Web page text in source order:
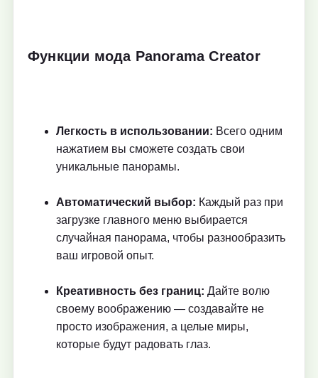
Функции мода Panorama Creator
Легкость в использовании: Всего одним
нажатием вы сможете создать свои
уникальные панорамы.
Автоматический выбор: Каждый раз при
загрузке главного меню выбирается
случайная панорама, чтобы разнообразить
ваш игровой опыт.
Креативность без границ: Дайте волю
своему воображению — создавайте не
просто изображения, а целые миры,
которые будут радовать глаз.